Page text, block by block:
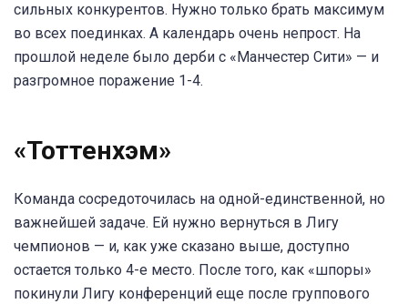
сильных конкурентов. Нужно только брать максимум
во всех поединках. А календарь очень непрост. На
прошлой неделе было дерби с «Манчестер Сити» — и
разгромное поражение 1-4.
«Тоттенхэм»
Команда сосредоточилась на одной-единственной, но
важнейшей задаче. Ей нужно вернуться в Лигу
чемпионов — и, как уже сказано выше, доступно
остается только 4-е место. После того, как «шпоры»
покинули Лигу конференций еще после группового